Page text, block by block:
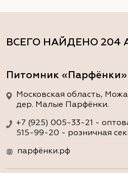
ВСЕГО НАЙДЕНО 204
Питомник «Парфёнки»
Московская область,
дер. Малые Парфёнки.
+7 (925) 005-33-21 -
515-99-20 - розничная
парфёнки.рф